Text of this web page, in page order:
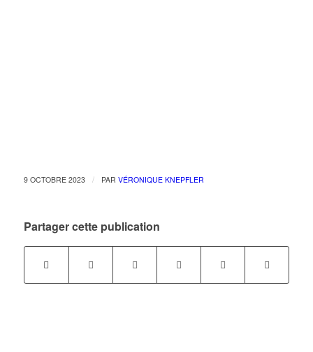
9 OCTOBRE 2023 / PAR VÉRONIQUE KNEPFLER
Partager cette publication